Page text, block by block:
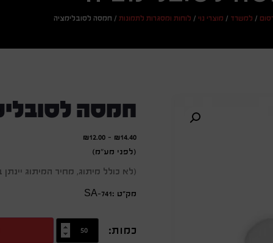
/ למשרד / מוצרי נוי / לוחות ומסגרות לתמונות / חמסה לסובלימציה
חמסה
₪14.40
-
₪12.00
(לפני מע"מ)
(לא כולל מיתוג, מחיר המיתוג
מק״ט :SA-741
כמות: